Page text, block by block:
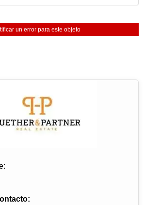
un error para este objeto